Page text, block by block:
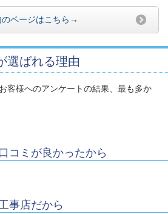
のページはこちら→
選ばれる理由
客様へのアンケートの結果、最も多か
コミが良かったから
事店だから